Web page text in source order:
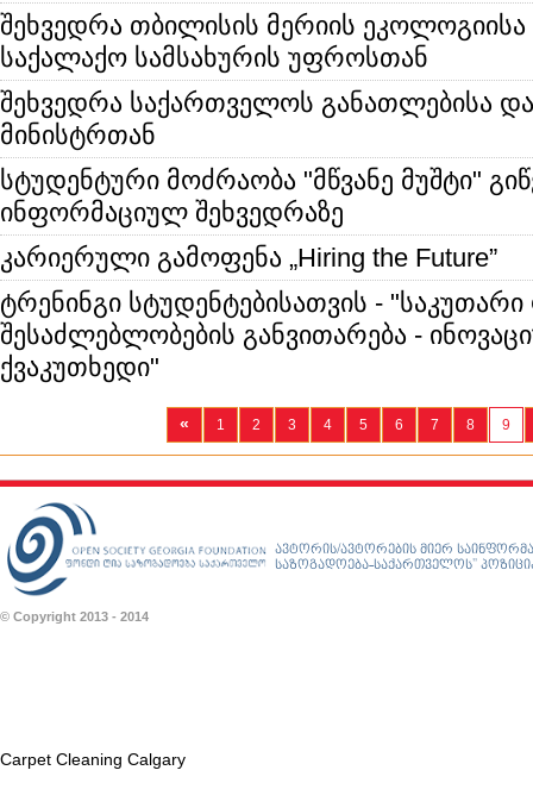
შეხვედრა თბილისის მერიის ეკოლოგიისა
საქალაქო სამსახურის უფროსთან
შეხვედრა საქართველოს განათლებისა და
მინისტრთან
სტუდენტური მოძრაობა "მწვანე მუშტი"
ინფორმაციულ შეხვედრაზე
კარიერული გამოფენა „Hiring the Future”
ტრენინგი სტუდენტებისათვის -
შესაძლებლობების განვითარება -
ქვაკუთხედი"
« 1 2 3 4 5 6 7 8 9
ავტორის/ავტორების მიერ
საზოგადოება-საქართველოს”
© Copyright 2013 - 2014
Carpet Cleaning Calgary